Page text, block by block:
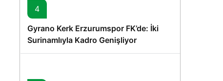
4
Gyrano Kerk Erzurumspor FK’de: İki
Surinamlıyla Kadro Genişliyor